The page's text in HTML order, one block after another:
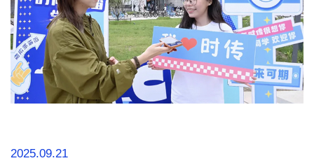
2025.09.21